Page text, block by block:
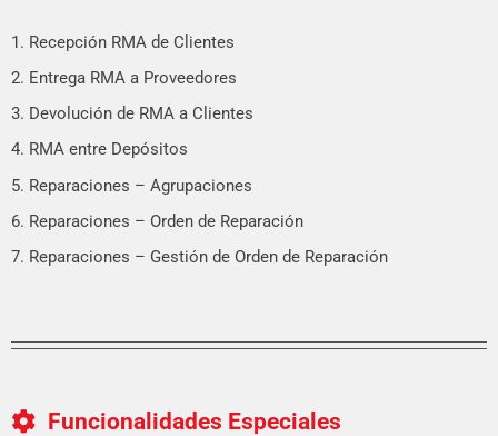
1. Recepción RMA de Clientes
2. Entrega RMA a Proveedores
3. Devolución de RMA a Clientes
4. RMA entre Depósitos
5. Reparaciones – Agrupaciones
6. Reparaciones – Orden de Reparación
7. Reparaciones – Gestión de Orden de Reparación
Funcionalidades Especiales